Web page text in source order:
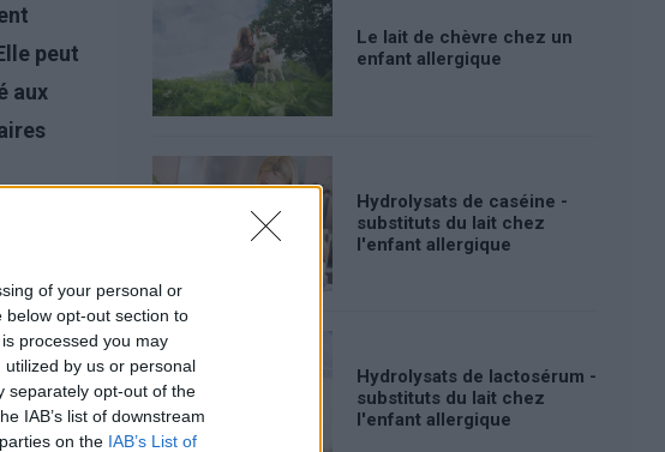
of your personal or
opt-out section to
processed you may
by us or personal
separately opt-out of the
IAB’s list of downstream
on the IAB’s List of
peut
aux
Le lait de chèvre chez un
enfant allergique
Hydrolysats de caséine -
substituts du lait chez
l'enfant allergique
Hydrolysats de lactosérum -
substituts du lait chez
l'enfant allergique